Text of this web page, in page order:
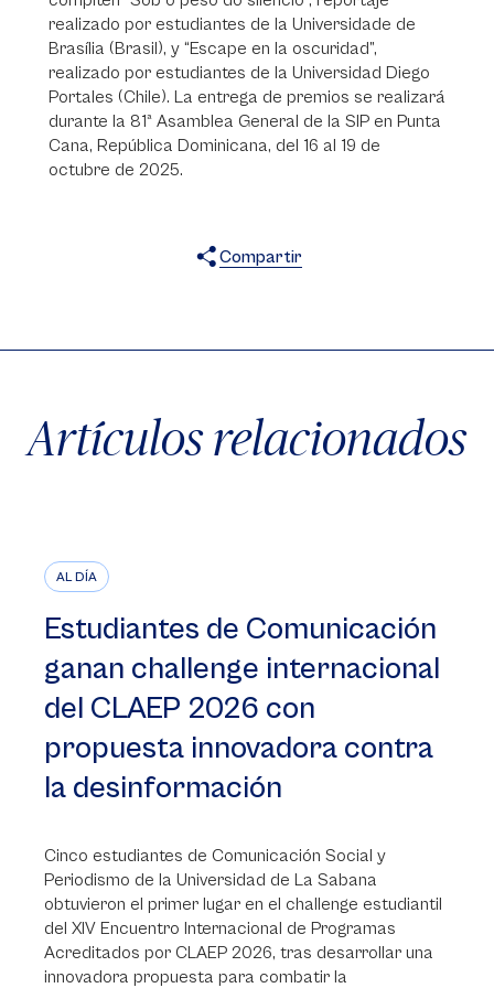
realizado por estudiantes de la Universidade de
Brasília (Brasil), y “Escape en la oscuridad”,
realizado por estudiantes de la Universidad Diego
Portales (Chile). La entrega de premios se realizará
durante la 81ª Asamblea General de la SIP en Punta
Cana, República Dominicana, del 16 al 19 de
octubre de 2025.
Compartir
Artículos relacionados
AL DÍA
Estudiantes de Comunicación
ganan challenge internacional
del CLAEP 2026 con
propuesta innovadora contra
la desinformación
Cinco estudiantes de Comunicación Social y
Periodismo de la Universidad de La Sabana
obtuvieron el primer lugar en el challenge estudiantil
del XIV Encuentro Internacional de Programas
Acreditados por CLAEP 2026, tras desarrollar una
innovadora propuesta para combatir la